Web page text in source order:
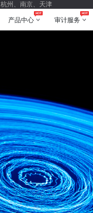
州、南京、天津
产品中心
产品中心
审计服务
审计服务